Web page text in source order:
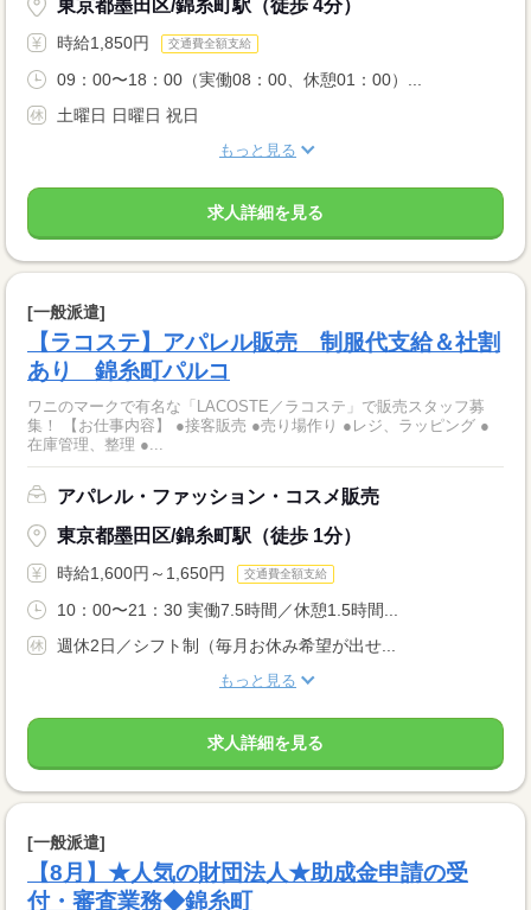
東京都墨田区/錦糸町駅（徒歩 4分）
時給1,850円 交通費全額支給
09：00〜18：00（実働08：00、休憩01：00）...
土曜日 日曜日 祝日
もっと見る
求人詳細を見る
[一般派遣]
【ラコステ】アパレル販売 制服代支給＆社割
あり 錦糸町パルコ
ワニのマークで有名な「LACOSTE／ラコステ」で販売スタッフ募
集！ 【お仕事内容】 ●接客販売 ●売り場作り ●レジ、ラッピング ●
在庫管理、整理 ●...
アパレル・ファッション・コスメ販売
東京都墨田区/錦糸町駅（徒歩 1分）
時給1,600円～1,650円 交通費全額支給
10：00〜21：30 実働7.5時間／休憩1.5時間...
週休2日／シフト制（毎月お休み希望が出せ...
もっと見る
求人詳細を見る
[一般派遣]
【8月】★人気の財団法人★助成金申請の受
付・審査業務◆錦糸町